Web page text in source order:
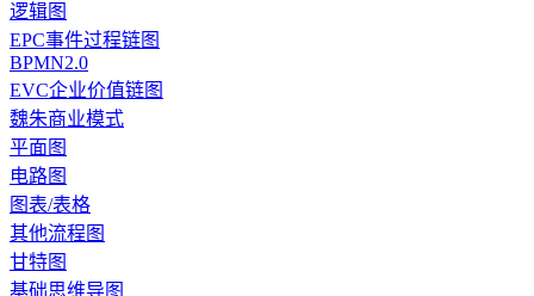
逻辑图
EPC事件过程链图
BPMN2.0
EVC企业价值链图
魏朱商业模式
平面图
电路图
图表/表格
其他流程图
甘特图
基础思维导图